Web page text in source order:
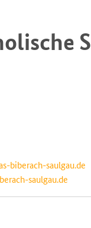
biberach-saulgau.de
saulgau.de